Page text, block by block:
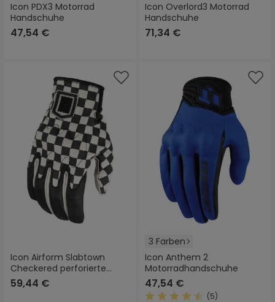
Icon PDX3 Motorrad
Handschuhe
47,54 €
Icon Overlord3 Motorrad
Handschuhe
71,34 €
Icon Airform Slabtown
Checkered perforierte
Motorrad Handschuhe
59,44 €
3 Farben
Icon Anthem 2
Motorradhandschuhe
47,54 €
(5)